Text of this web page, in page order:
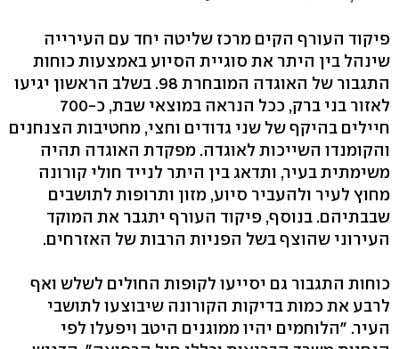
פיקוד העורף הקים מרכז שליטה יחד עם העירייה
שינהל בין היתר את סוגיית הסיוע באמצעות כוחות
התגבור של האוגדה המובחרת 98. בשלב הראשון יגיעו
לאזור בני ברק, ככל הנראה במוצאי שבת, כ-700
חיילים בהיקף של שני גדודים וחצי, מחטיבות הצנחנים
והקומנדו השייכות לאוגדה. מפקדת האוגדה תהיה
משימתית בעיר, ותדאג בין היתר לנייד חולי קורונה
מחוץ לעיר ולהעביר סיוע, מזון ותרופות לתושבים
שבבתיהם. בנוסף, פיקוד העורף יתגבר את המוקד
העירוני שהוצף בשל הפניות הרבות של האזרחים.
כוחות התגבור גם יסייעו לקופות החולים לשלש ואף
לרבע את כמות בדיקות הקורונה שיבוצעו לתושבי
העיר. "הלוחמים יהיו ממוגנים היטב ויפעלו לפי